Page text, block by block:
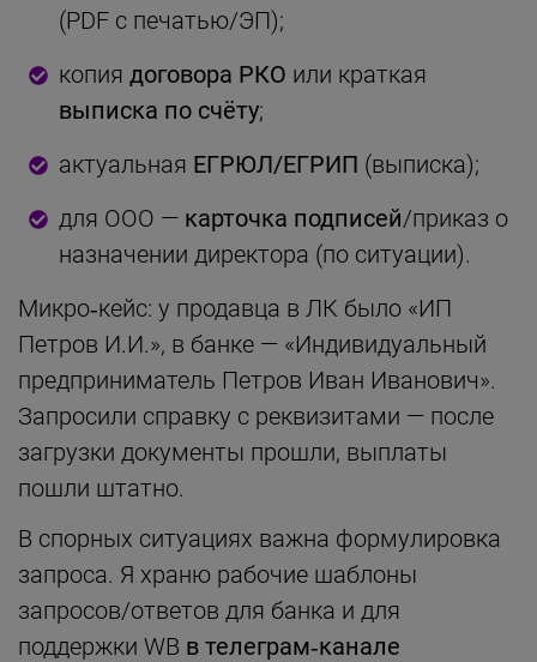
(PDF с печатью/ЭП);
копия договора РКО или краткая
выписка по счёту;
актуальная ЕГРЮЛ/ЕГРИП (выписка);
для ООО — карточка подписей/приказ о
назначении директора (по ситуации).
Микро‑кейс: у продавца в ЛК было «ИП
Петров И.И.», в банке — «Индивидуальный
предприниматель Петров Иван Иванович».
Запросили справку с реквизитами — после
загрузки документы прошли, выплаты
пошли штатно.
В спорных ситуациях важна формулировка
запроса. Я храню рабочие шаблоны
запросов/ответов для банка и для
поддержки WB в телеграм‑канале